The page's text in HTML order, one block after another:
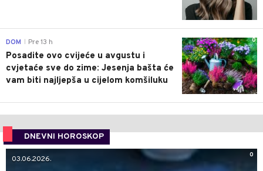
0
DOM Pre 13 h
Posadite ovo cvijeće u avgustu i
cvjetaće sve do zime: Jesenja bašta će
vam biti najljepša u cijelom komšiluku
DNEVNI HOROSKOP
0
03.06.2026.